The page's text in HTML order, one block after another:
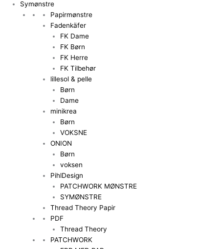
Symønstre
Papirmønstre
Fadenkäfer
FK Dame
FK Børn
FK Herre
FK Tilbehør
lillesol & pelle
Børn
Dame
minikrea
Børn
VOKSNE
ONION
Børn
voksen
PihlDesign
PATCHWORK MØNSTRE
SYMØNSTRE
Thread Theory Papir
PDF
Thread Theory
PATCHWORK